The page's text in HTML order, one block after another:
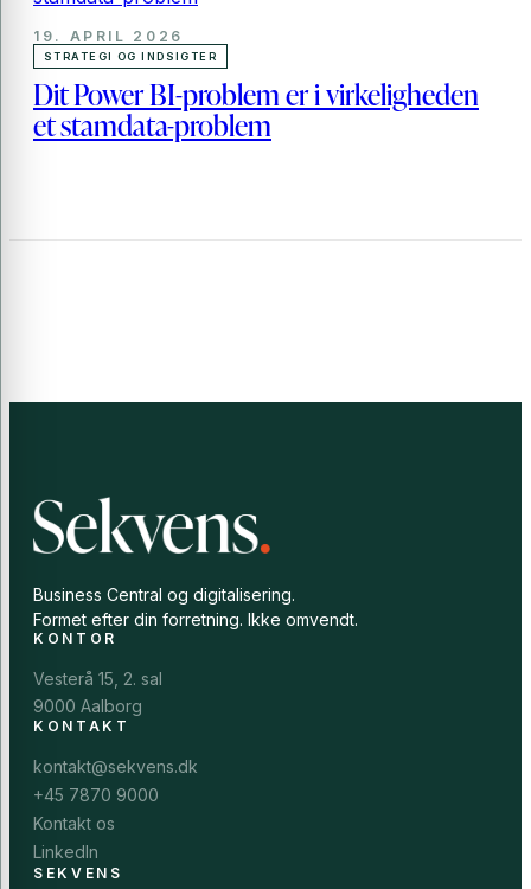
STRATEGI OG INDSIGTER
19. APRIL 2026
Dit Power BI-problem er i virkeligheden
et stamdata-problem
Business Central og digitalisering.
Formet efter din forretning. Ikke omvendt.
KONTOR
Vesterå 15, 2. sal
9000 Aalborg
KONTAKT
kontakt@sekvens.dk
+45 7870 9000
Kontakt os
LinkedIn
SEKVENS